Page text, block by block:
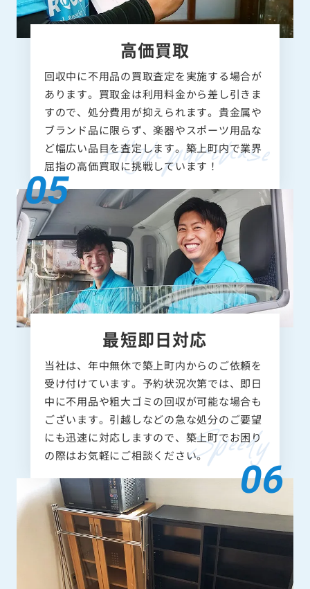
高価買取
回収中に不用品の買取査定を実施する場合が
あります。買取金は利用料金から差し引きま
すので、処分費用が抑えられます。貴金属や
ブランド品に限らず、楽器やスポーツ用品な
ど幅広い品目を査定します。築上町内で業界
屈指の高価買取に挑戦しています！
最短即日対応
当社は、年中無休で築上町内からのご依頼を
受け付けています。予約状況次第では、即日
中に不用品や粗大ゴミの回収が可能な場合も
ございます。引越しなどの急な処分のご要望
にも迅速に対応しますので、築上町でお困り
の際はお気軽にご相談ください。